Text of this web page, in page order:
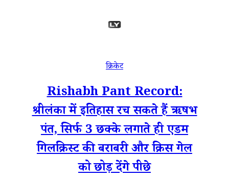
क्रिकेट
Rishabh Pant Record:
श्रीलंका में इतिहास रच सकते हैं ऋषभ
पंत, सिर्फ 3 छक्के लगाते ही एडम
गिलक्रिस्ट की बराबरी और क्रिस गेल
को छोड़ देंगे पीछे